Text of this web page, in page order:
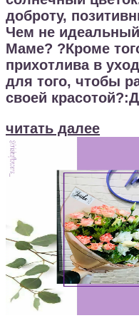
доброту,
Чем не
Маме? ?Кроме
прихотлива в
для того, чтобы
своей
читать далее